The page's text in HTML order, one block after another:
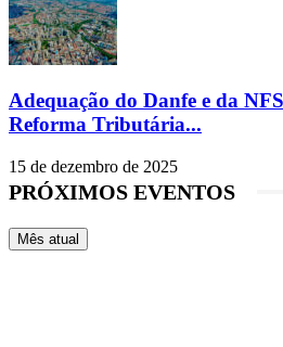
Adequação do Danfe e da
Reforma Tributária...
15 de dezembro de 2025
PRÓXIMOS EVENTOS
Mês atual